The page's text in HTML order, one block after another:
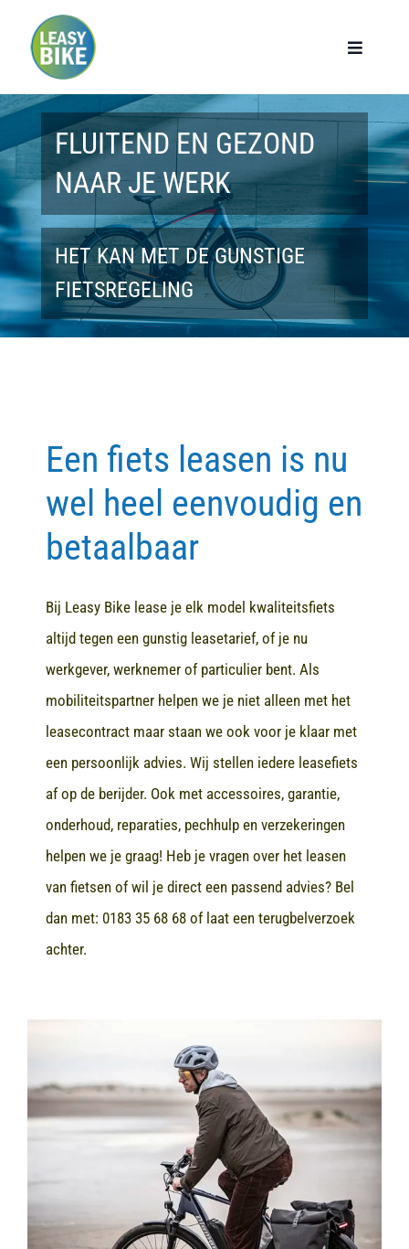
Toggle
Home
Werknemers
Werkgevers
Privé lease
Modellen
Contact
FLUITEND EN GEZOND
NAAR JE WERK
HET KAN MET DE GUNSTIGE
FIETSREGELING
Een fiets leasen is nu
wel heel eenvoudig en
betaalbaar
Bij Leasy Bike lease je elk model kwaliteitsfiets
altijd tegen een gunstig leasetarief, of je nu
werkgever, werknemer of particulier bent. Als
mobiliteitspartner helpen we je niet alleen met het
leasecontract maar staan we ook voor je klaar met
een persoonlijk advies. Wij stellen iedere leasefiets
af op de berijder. Ook met accessoires, garantie,
onderhoud, reparaties, pechhulp en verzekeringen
helpen we je graag! Heb je vragen over het leasen
van fietsen of wil je direct een passend advies? Bel
dan met: 0183 35 68 68of laat een terugbelverzoek
achter.